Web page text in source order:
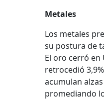
Metales
Los metales
su postura de
El oro cerró en
retrocedió
acumulan
promediando